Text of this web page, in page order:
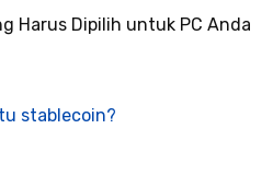
Harus Dipilih untuk PC Anda